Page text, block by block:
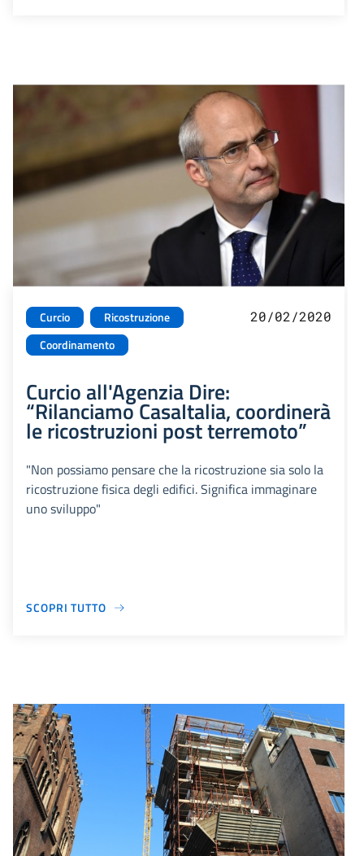
Curcio
Ricostruzione
Coordinamento
20/02/2020
Curcio all'Agenzia Dire:
“Rilanciamo CasaItalia, coordinerà
le ricostruzioni post terremoto”
"Non possiamo pensare che la ricostruzione sia solo la
ricostruzione fisica degli edifici. Significa immaginare
uno sviluppo"
SCOPRI TUTTO